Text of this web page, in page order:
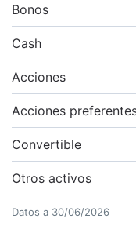
Bonos
Cash
Acciones
Acciones
Convertible
Otros activos
Datos a 30/06/2026